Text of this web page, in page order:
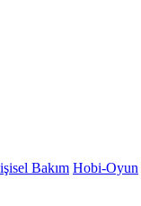
Bakım Hobi-Oyun